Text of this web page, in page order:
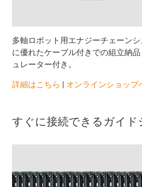
多軸ロボット用エナジーチェーン
に優れたケーブル付きでの組立納
ュレーター付き。
詳細はこちら | オンラインショップ
すぐに接続できるガイド